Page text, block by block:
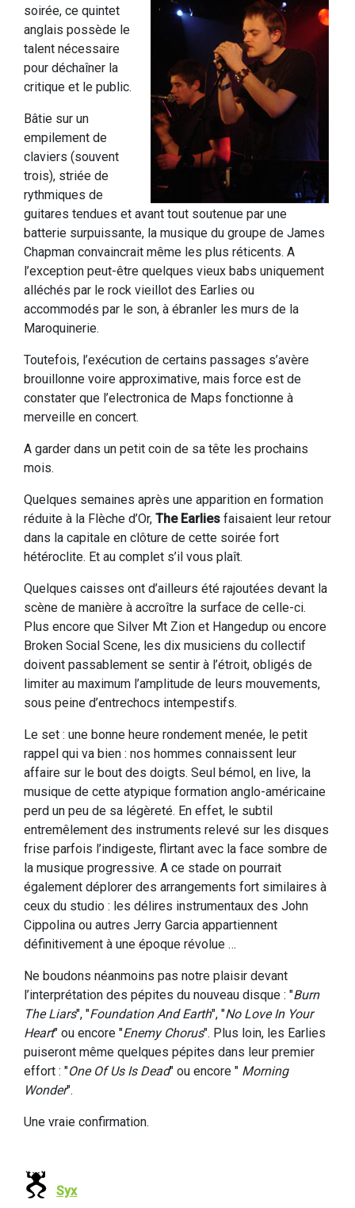
soirée, ce quintet
anglais possède le
talent nécessaire
pour déchaîner la
critique et le public.
Bâtie sur un
empilement de
claviers (souvent
trois), striée de
rythmiques de
guitares tendues et avant tout soutenue par une
batterie surpuissante, la musique du groupe de James
Chapman convaincrait même les plus réticents. A
l’exception peut-être quelques vieux babs uniquement
alléchés par le rock vieillot des Earlies ou
accommodés par le son, à ébranler les murs de la
Maroquinerie.
Toutefois, l’exécution de certains passages s’avère
brouillonne voire approximative, mais force est de
constater que l’electronica de Maps fonctionne à
merveille en concert.
A garder dans un petit coin de sa tête les prochains
mois.
Quelques semaines après une apparition en formation
réduite à la Flèche d’Or, The Earlies faisaient leur retour
dans la capitale en clôture de cette soirée fort
hétéroclite. Et au complet s’il vous plaît.
Quelques caisses ont d’ailleurs été rajoutées devant la
scène de manière à accroître la surface de celle-ci.
Plus encore que Silver Mt Zion et Hangedup ou encore
Broken Social Scene, les dix musiciens du collectif
doivent passablement se sentir à l’étroit, obligés de
limiter au maximum l’amplitude de leurs mouvements,
sous peine d’entrechocs intempestifs.
Le set : une bonne heure rondement menée, le petit
rappel qui va bien : nos hommes connaissent leur
affaire sur le bout des doigts. Seul bémol, en live, la
musique de cette atypique formation anglo-américaine
perd un peu de sa légèreté. En effet, le subtil
entremêlement des instruments relevé sur les disques
frise parfois l’indigeste, flirtant avec la face sombre de
la musique progressive. A ce stade on pourrait
également déplorer des arrangements fort similaires à
ceux du studio : les délires instrumentaux des John
Cippolina ou autres Jerry Garcia appartiennent
définitivement à une époque révolue …
Ne boudons néanmoins pas notre plaisir devant
l’interprétation des pépites du nouveau disque : "Burn
The Liars", "Foundation And Earth", "No Love In Your
Heart" ou encore "Enemy Chorus". Plus loin, les Earlies
puiseront même quelques pépites dans leur premier
effort : "One Of Us Is Dead" ou encore " Morning
Wonder".
Une vraie confirmation.
Syx